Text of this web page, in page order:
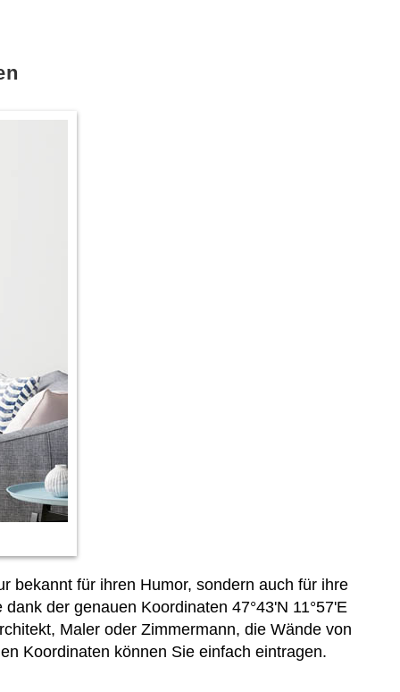
bekannt für ihren Humor, sondern auch für ihre
der genauen Koordinaten 47°43'N 11°57'E
Maler oder Zimmermann, die Wände von
Koordinaten können Sie einfach eintragen.